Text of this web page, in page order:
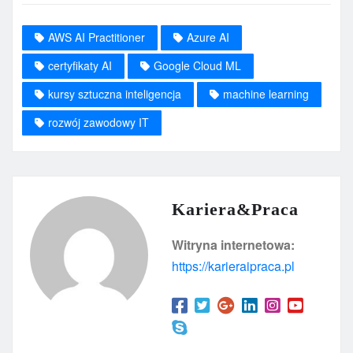
AWS AI Practitioner
Azure AI
certyfikaty AI
Google Cloud ML
kursy sztuczna inteligencja
machine learning
rozwój zawodowy IT
Kariera&Praca
Witryna internetowa:
https://karieraipraca.pl